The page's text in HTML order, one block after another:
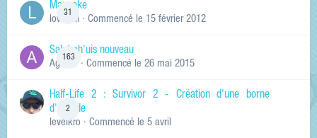
31
Manneke
lowskill · Commencé le 15 février 2012
163
Salut ch'uis nouveau
Ag0Nie · Commencé le 26 mai 2015
2
Half-Life 2 : Survivor 2 - Création d'une borne
d'arcade
levelkro · Commencé le 5 avril